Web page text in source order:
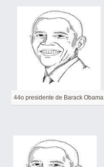
44o presidente de Barack Obama